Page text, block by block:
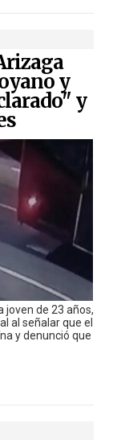
y
y
joven de 23 años,
al señalar que el
y denunció que